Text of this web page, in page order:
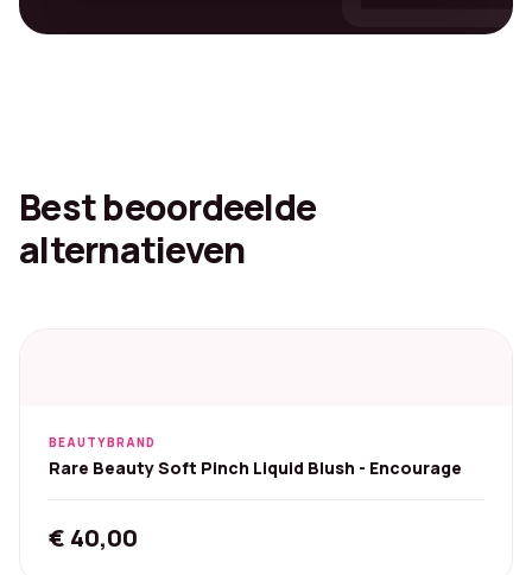
Best beoordeelde
alternatieven
BEAUTYBRAND
Rare Beauty Soft Pinch Liquid Blush - Encourage
€ 40,00